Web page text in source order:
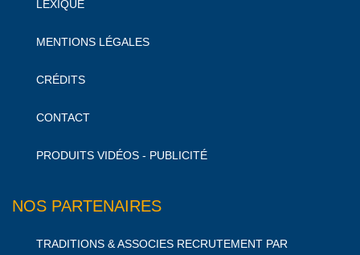
LEXIQUE
MENTIONS LÉGALES
CRÉDITS
CONTACT
PRODUITS VIDÉOS - PUBLICITÉ
NOS PARTENAIRES
TRADITIONS & ASSOCIES RECRUTEMENT PAR